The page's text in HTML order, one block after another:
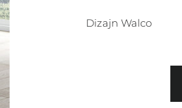
Dizajn Walco